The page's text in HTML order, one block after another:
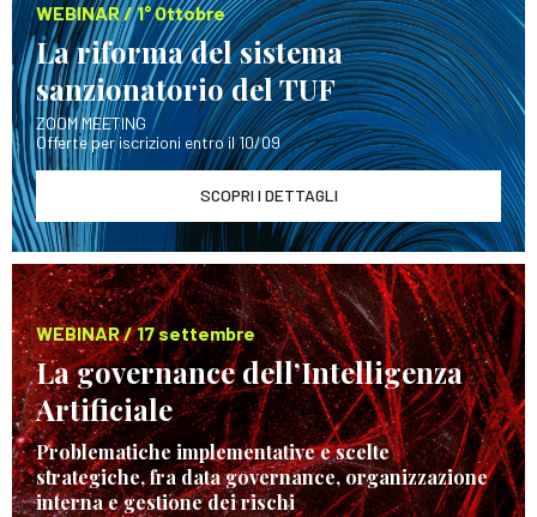
WEBINAR / 1° Ottobre
La riforma del sistema
sanzionatorio del TUF
ZOOM MEETING
Offerte per iscrizioni entro il 10/09
SCOPRI I DETTAGLI
WEBINAR / 17 settembre
La governance dell’Intelligenza
Artificiale
Problematiche implementative e scelte
strategiche, fra data governance, organizzazione
interna e gestione dei rischi